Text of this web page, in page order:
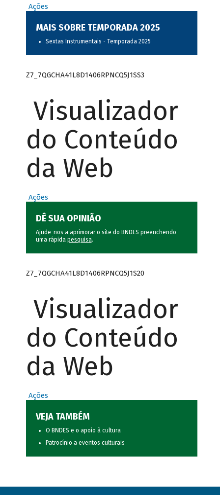
Ações
MAIS SOBRE TEMPORADA 2025
Sextas Instrumentais - Temporada 2025
Z7_7QGCHA41L8D1406RPNCQ5J1SS3
Visualizador
do Conteúdo
da Web
Ações
DÊ SUA OPINIÃO
Ajude-nos a aprimorar o site do BNDES preenchendo
uma rápida pesquisa.
Z7_7QGCHA41L8D1406RPNCQ5J1S20
Visualizador
do Conteúdo
da Web
Ações
VEJA TAMBÉM
O BNDES e o apoio à cultura
Patrocínio a eventos culturais